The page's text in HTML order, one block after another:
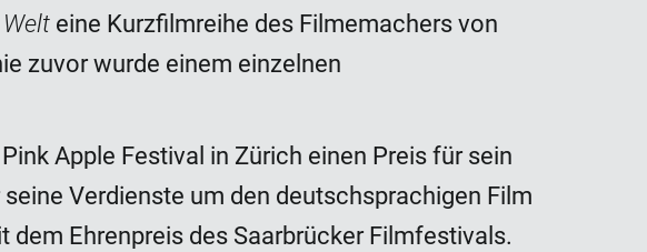
eine Kurzfilmreihe des Filmemachers von
zuvor wurde einem einzelnen
Apple Festival in Zürich einen Preis für sein
Verdienste um den deutschsprachigen Film
Ehrenpreis des Saarbrücker Filmfestivals.